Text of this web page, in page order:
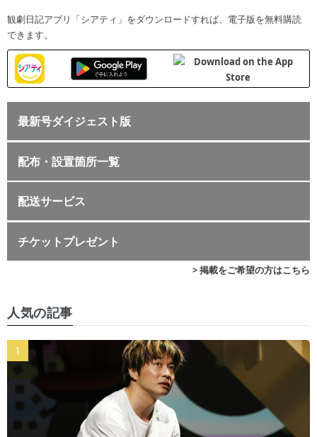
観劇日記アプリ「シアティ」をダウンロードすれば、電子版を無料購読
できます。
最新号ダイジェスト版
配布・設置箇所一覧
配送サービス
チケットプレゼント
> 掲載をご希望の方はこちら
人気の記事